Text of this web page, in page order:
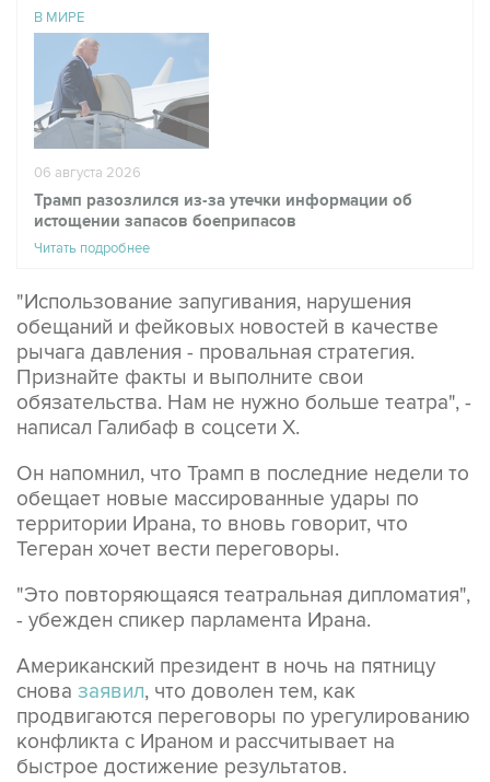
В МИРЕ
06 августа 2026
Трамп разозлился из-за утечки информации об
истощении запасов боеприпасов
Читать подробнее
"Использование запугивания, нарушения
обещаний и фейковых новостей в качестве
рычага давления - провальная стратегия.
Признайте факты и выполните свои
обязательства. Нам не нужно больше театра", -
написал Галибаф в соцсети X.
Он напомнил, что Трамп в последние недели то
обещает новые массированные удары по
территории Ирана, то вновь говорит, что
Тегеран хочет вести переговоры.
"Это повторяющаяся театральная дипломатия",
- убежден спикер парламента Ирана.
Американский президент в ночь на пятницу
снова заявил, что доволен тем, как
продвигаются переговоры по урегулированию
конфликта с Ираном и рассчитывает на
быстрое достижение результатов.